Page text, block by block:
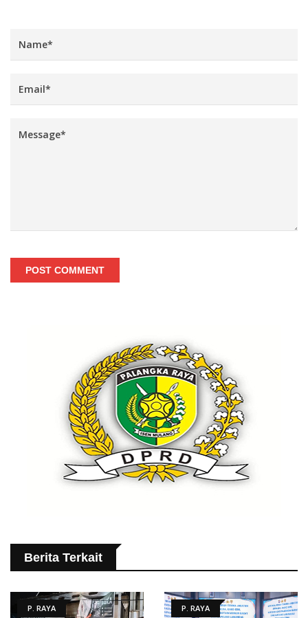
POST COMMENT
Berita Terkait
P. RAYA P. RAYA